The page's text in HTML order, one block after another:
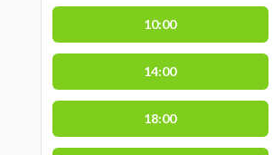
10:00
14:00
18:00